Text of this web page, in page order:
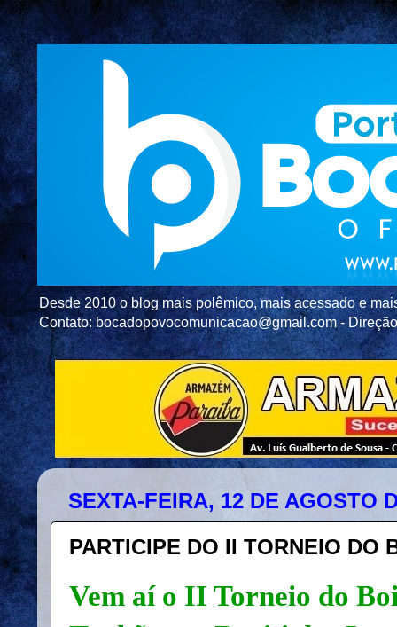
Desde 2010 o blog mais polêmico, mais acessado e
Contato: bocadopovocomunicacao@gmail.com -
SEXTA-FEIRA, 12 DE AGOSTO
PARTICIPE DO II TORNEIO DO
Vem aí o II Torneio do